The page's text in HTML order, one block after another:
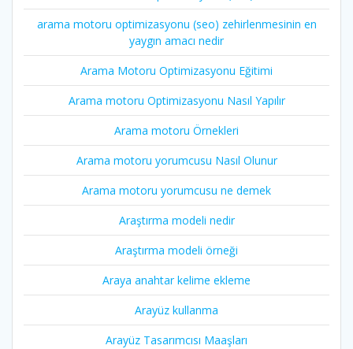
arama motoru optimizasyonu (seo) zehirlenmesinin en
yaygın amacı nedir
Arama Motoru Optimizasyonu Eğitimi
Arama motoru Optimizasyonu Nasıl Yapılır
Arama motoru Örnekleri
Arama motoru yorumcusu Nasıl Olunur
Arama motoru yorumcusu ne demek
Araştırma modeli nedir
Araştırma modeli örneği
Araya anahtar kelime ekleme
Arayüz kullanma
Arayüz Tasarımcısı Maaşları